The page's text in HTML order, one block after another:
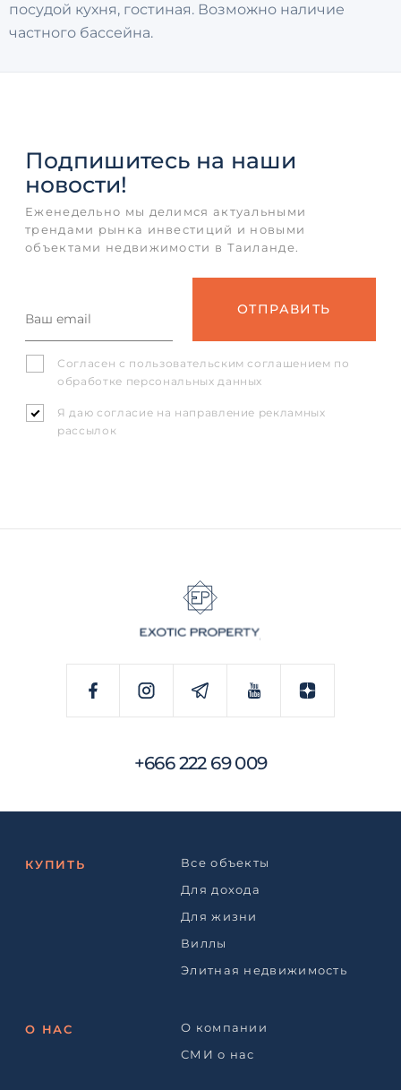
посудой кухня, гостиная. Возможно наличие
частного бассейна.
Подпишитесь на наши
новости!
Еженедельно мы делимся актуальными
трендами рынка инвестиций и новыми
объектами недвижимости в Таиланде.
Согласен с пользовательским соглашением по
обработке персональных данных
Я даю согласие на направление рекламных
рассылок
+666 222 69 009
КУПИТЬ
Все объекты
Для дохода
Для жизни
Виллы
Элитная недвижимость
О НАС
О компании
СМИ о нас